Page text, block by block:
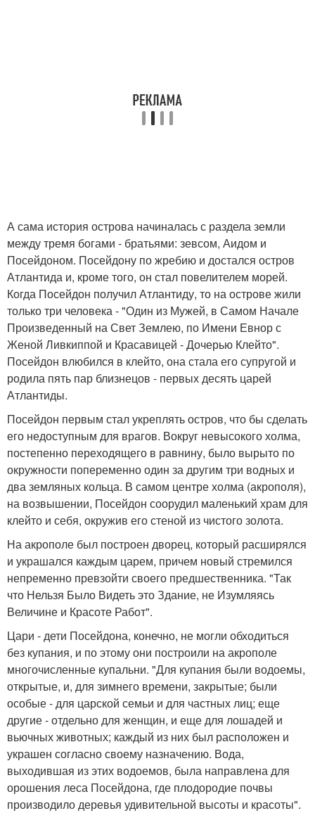
А сама история острова начиналась с раздела земли
между тремя богами - братьями: зевсом, Аидом и
Посейдоном. Посейдону по жребию и достался остров
Атлантида и, кроме того, он стал повелителем морей.
Когда Посейдон получил Атлантиду, то на острове жили
только три человека - "Один из Мужей, в Самом Начале
Произведенный на Свет Землею, по Имени Евнор с
Женой Ливкиппой и Красавицей - Дочерью Клейто".
Посейдон влюбился в клейто, она стала его супругой и
родила пять пар близнецов - первых десять царей
Атлантиды.
Посейдон первым стал укреплять остров, что бы сделать
его недоступным для врагов. Вокруг невысокого холма,
постепенно переходящего в равнину, было вырыто по
окружности попеременно один за другим три водных и
два земляных кольца. В самом центре холма (акрополя),
на возвышении, Посейдон соорудил маленький храм для
клейто и себя, окружив его стеной из чистого золота.
На акрополе был построен дворец, который расширялся
и украшался каждым царем, причем новый стремился
непременно превзойти своего предшественника. "Так
что Нельзя Было Видеть это Здание, не Изумляясь
Величине и Красоте Работ".
Цари - дети Посейдона, конечно, не могли обходиться
без купания, и по этому они построили на акрополе
многочисленные купальни. "Для купания были водоемы,
открытые, и, для зимнего времени, закрытые; были
особые - для царской семьи и для частных лиц; еще
другие - отдельно для женщин, и еще для лошадей и
вьючных животных; каждый из них был расположен и
украшен согласно своему назначению. Вода,
выходившая из этих водоемов, была направлена для
орошения леса Посейдона, где плодородие почвы
производило деревья удивительной высоты и красоты".